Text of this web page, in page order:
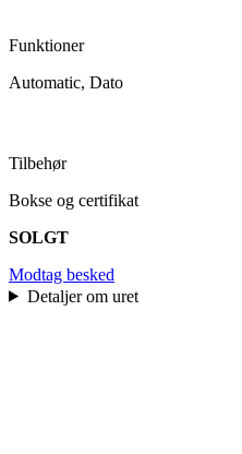
Funktioner
Automatic, Dato
Tilbehør
Bokse og certifikat
SOLGT
Modtag besked
Detaljer om uret